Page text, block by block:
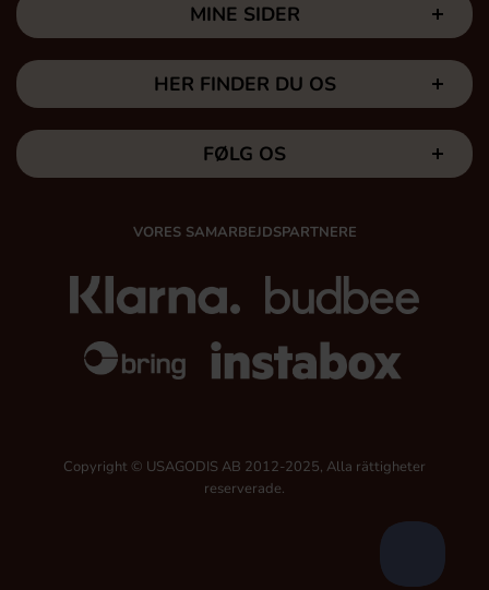
MINE SIDER
HER FINDER DU OS
FØLG OS
VORES SAMARBEJDSPARTNERE
Copyright © USAGODIS AB 2012-2025, Alla rättigheter
reserverade.